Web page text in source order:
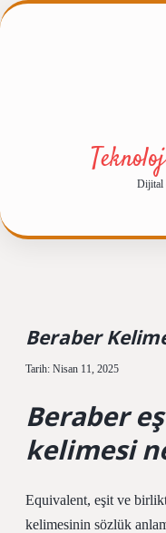
Dijital
Beraber
Tarih: Nisan 11, 2025
Beraber
kelimesi
Equivalent, eşit ve
kelimesinin sözlük